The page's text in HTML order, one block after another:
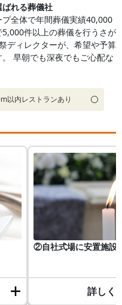
ばれる葬儀社
全体で年間葬儀実績40,000
件以上の葬儀を行うさが
ディレクターが、希望や予算
早朝でも深夜でもご心配な
以内レストランあり
②自社式場に安置施設
詳しく